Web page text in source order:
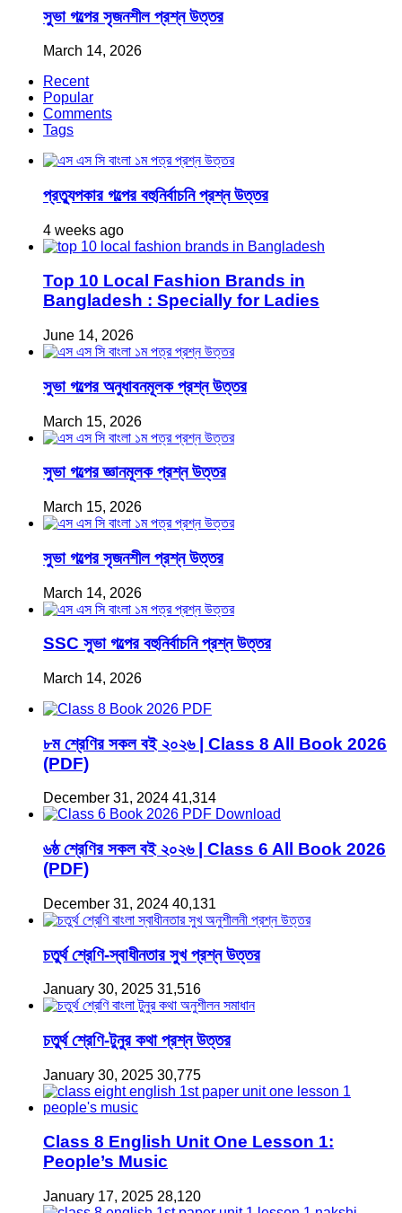
সুভা গল্পের সৃজনশীল প্রশ্ন উত্তর
March 14, 2026
Recent
Popular
Comments
Tags
প্রত্যুপকার গল্পের বহুনির্বাচনি প্রশ্ন উত্তর
4 weeks ago
Top 10 Local Fashion Brands in
Bangladesh : Specially for Ladies
June 14, 2026
সুভা গল্পের অনুধাবনমূলক প্রশ্ন উত্তর
March 15, 2026
সুভা গল্পের জ্ঞানমূলক প্রশ্ন উত্তর
March 15, 2026
সুভা গল্পের সৃজনশীল প্রশ্ন উত্তর
March 14, 2026
SSC সুভা গল্পের বহুনির্বাচনি প্রশ্ন উত্তর
March 14, 2026
৮ম শ্রেণির সকল বই ২০২৬ | Class 8 All Book 2026
(PDF)
December 31, 2024 41,314
৬ষ্ঠ শ্রেণির সকল বই ২০২৬ | Class 6 All Book 2026
(PDF)
December 31, 2024 40,131
চতুর্থ শ্রেণি-স্বাধীনতার সুখ প্রশ্ন উত্তর
January 30, 2025 31,516
চতুর্থ শ্রেণি-টুনুর কথা প্রশ্ন উত্তর
January 30, 2025 30,775
Class 8 English Unit One Lesson 1:
People’s Music
January 17, 2025 28,120